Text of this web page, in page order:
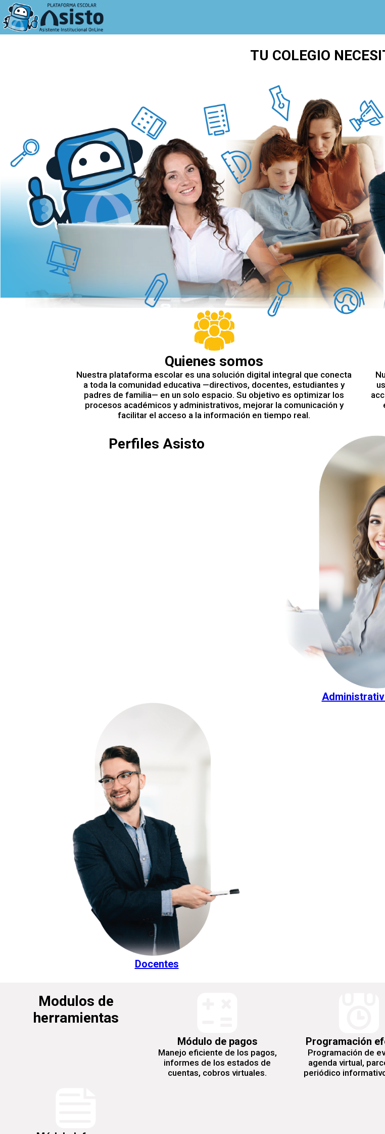
TU COLEGIO
Quienes somos
Nuestra plataforma escolar es una solución digital integral que conecta
a toda la comunidad educativa —directivos, docentes, estudiantes y
padres de familia— en un solo espacio. Su objetivo es optimizar los
procesos académicos y administrativos, mejorar la comunicación y
facilitar el acceso a la información en tiempo real.
Perfiles Asisto
Docentes
Modulos de
herramientas
Módulo de pagos
Manejo eficiente de los pagos,
informes de los estados de
cuentas, cobros virtuales.
Programación
Programación de
agenda virtual,
periódico